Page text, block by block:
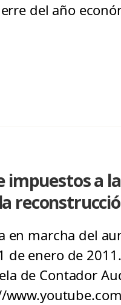
del año
impuestos a
en marcha del
enero de
de Contador